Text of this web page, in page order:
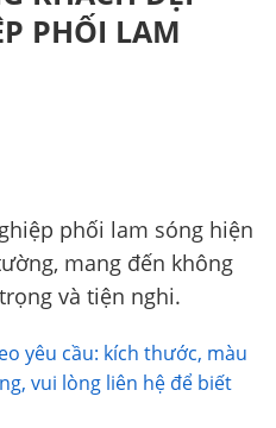
PHỐI LAM
phối lam sóng hiện
mang đến không
và tiện nghi.
yêu cầu: kích thước, màu
vui lòng liên hệ để biết